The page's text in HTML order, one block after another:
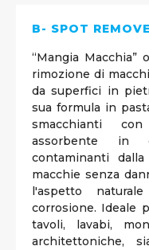
B- SPOT
“Mangia Macchia”
rimozione di
da superfici in
sua formula in
smacchianti
assorbente in
contaminanti
macchie senza
l'aspetto
corrosione. Ideale
tavoli, lavabi,
architettoniche,